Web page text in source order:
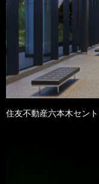
住友不動産六本木セン